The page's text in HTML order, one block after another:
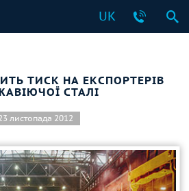
UK
ТИСК НА ЕКСПОРТЕРІВ
СТАЛІ
листопада 2012